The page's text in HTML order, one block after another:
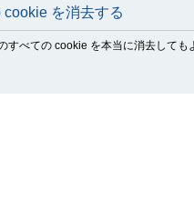
cookie を消去する
すべての cookie を本当に消去しても